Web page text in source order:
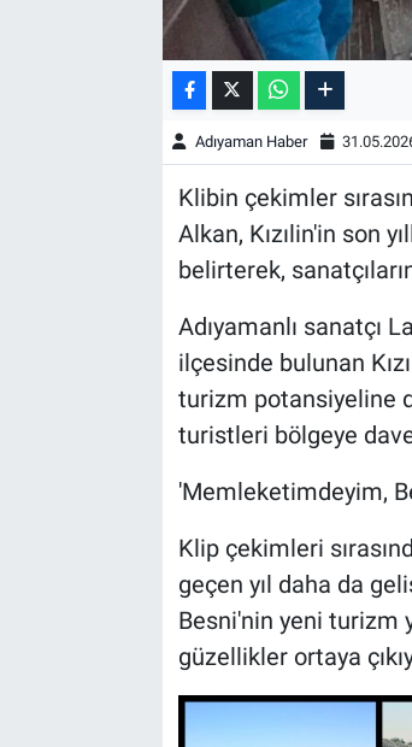
Adıyaman Haber
Klibin çekimler
Alkan, Kızılin'in son
belirterek,
Adıyamanlı sanatçı
ilçesinde bulunan
turizm potansiyeline
turistleri bölgeye
'Memleketimdeyim,
Klip çekimleri
geçen yıl daha da
Besni'nin yeni turizm
güzellikler ortaya
BİLİM VE TEKNOLOJİ
Şambayat Haber